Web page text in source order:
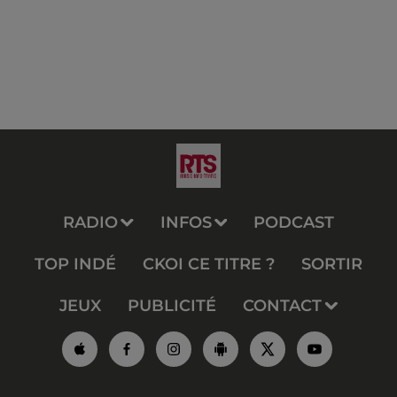
RADIO INFOS PODCAST
TOP INDÉ CKOI CE TITRE ? SORTIR
JEUX PUBLICITÉ CONTACT